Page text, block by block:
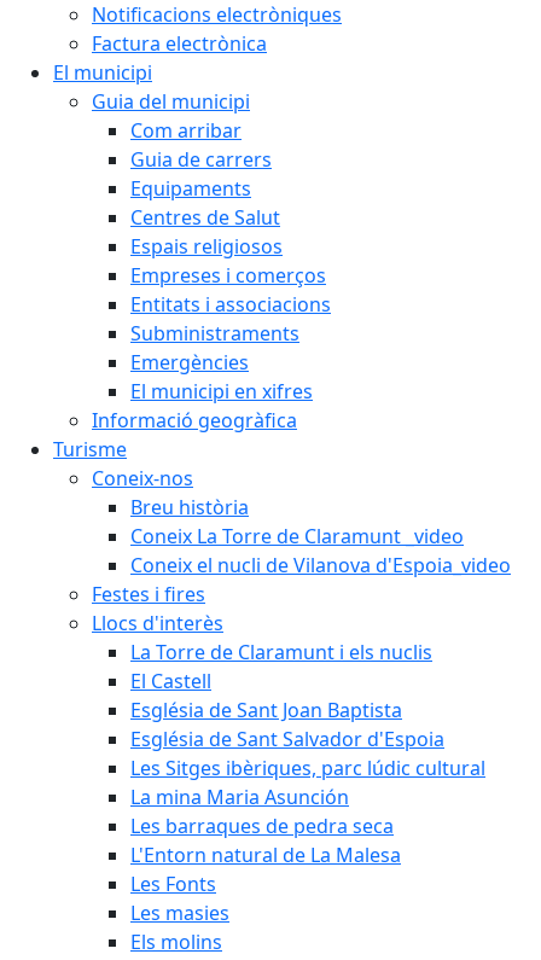
Notificacions electròniques
Factura electrònica
El municipi
Guia del municipi
Com arribar
Guia de carrers
Equipaments
Centres de Salut
Espais religiosos
Empreses i comerços
Entitats i associacions
Subministraments
Emergències
El municipi en xifres
Informació geogràfica
Turisme
Coneix-nos
Breu història
Coneix La Torre de Claramunt _video
Coneix el nucli de Vilanova d'Espoia_video
Festes i fires
Llocs d'interès
La Torre de Claramunt i els nuclis
El Castell
Església de Sant Joan Baptista
Església de Sant Salvador d'Espoia
Les Sitges ibèriques, parc lúdic cultural
La mina Maria Asunción
Les barraques de pedra seca
L'Entorn natural de La Malesa
Les Fonts
Les masies
Els molins